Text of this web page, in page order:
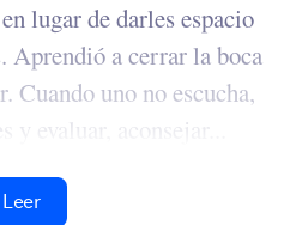
lugar de darles espacio
Aprendió a cerrar la boca
Cuando uno no escucha,
y evaluar, aconsejar...
Leer